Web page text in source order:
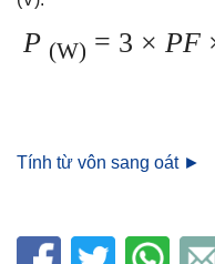
P (W) = 3 × PF
Tính từ vôn sang oát ►